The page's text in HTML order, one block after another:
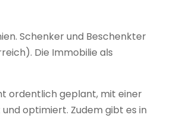
Schenker und Beschenkter
Die Immobilie als
ordentlich geplant, mit einer
optimiert. Zudem gibt es in